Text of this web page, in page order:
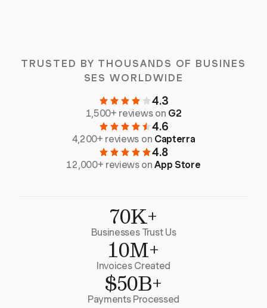
TRUSTED BY THOUSANDS OF BUSINES
SES WORLDWIDE
4.3
1,500+ reviews on G2
4.6
4,200+ reviews on Capterra
4.8
12,000+ reviews onApp Store
70K+
Businesses Trust Us
10M+
Invoices Created
$50B+
Payments Processed